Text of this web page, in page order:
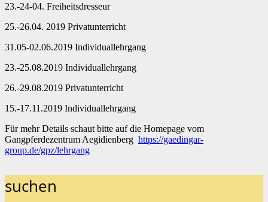
23.-24-04. Freiheitsdresseur
25.-26.04. 2019 Privatunterricht
31.05-02.06.2019 Individuallehrgang
23.-25.08.2019 Individuallehrgang
26.-29.08.2019 Privatunterricht
15.-17.11.2019 Individuallehrgang
Für mehr Details schaut bitte auf die Homepage vom
Gangpferdezentrum Aegidienberg https://gaedingar-
group.de/gpz/lehrgang
suchen